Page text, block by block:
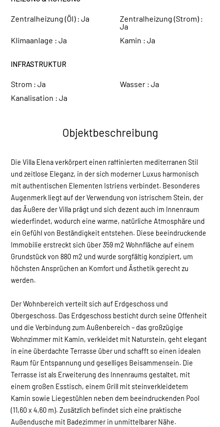
Zentralheizung (Öl) :Ja
Zentralheizung (Strom) :
Ja
Klimaanlage :Ja Kamin :Ja
INFRASTRUKTUR
Strom :Ja Wasser :Ja
Kanalisation :Ja
Objektbeschreibung
Die Villa Elena verkörpert einen raffinierten mediterranen Stil
und zeitlose Eleganz, in der sich moderner Luxus harmonisch
mit authentischen Elementen Istriens verbindet. Besonderes
Augenmerk liegt auf der Verwendung von istrischem Stein, der
das Äußere der Villa prägt und sich dezent auch im Innenraum
wiederfindet, wodurch eine warme, natürliche Atmosphäre und
ein Gefühl von Beständigkeit entstehen. Diese beeindruckende
Immobilie erstreckt sich über 359 m2 Wohnfläche auf einem
Grundstück von 880 m2 und wurde sorgfältig konzipiert, um
höchsten Ansprüchen an Komfort und Ästhetik gerecht zu
werden.
Der Wohnbereich verteilt sich auf Erdgeschoss und
Obergeschoss. Das Erdgeschoss besticht durch seine Offenheit
und die Verbindung zum Außenbereich – das großzügige
Wohnzimmer mit Kamin, verkleidet mit Naturstein, geht elegant
in eine überdachte Terrasse über und schafft so einen idealen
Raum für Entspannung und geselliges Beisammensein. Die
Terrasse ist als Erweiterung des Innenraums gestaltet, mit
einem großen Esstisch, einem Grill mit steinverkleidetem
Kamin sowie Liegestühlen neben dem beeindruckenden Pool
(11,60 x 4,60 m). Zusätzlich befindet sich eine praktische
Außendusche mit Badezimmer in unmittelbarer Nähe.